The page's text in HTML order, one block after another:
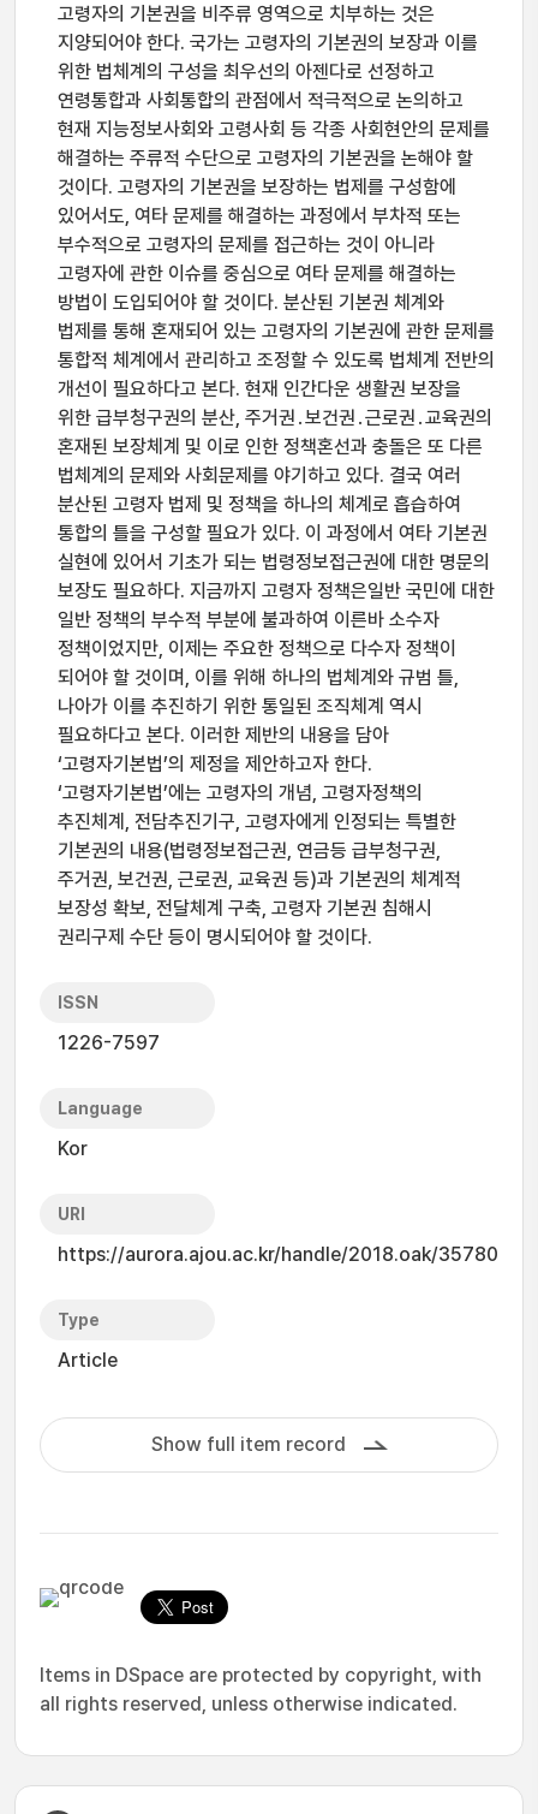
고령자의 기본권을 비주류 영역으로 치부하는 것은
지양되어야 한다. 국가는 고령자의 기본권의 보장과 이를
위한 법체계의 구성을 최우선의 아젠다로 선정하고
연령통합과 사회통합의 관점에서 적극적으로 논의하고
현재 지능정보사회와 고령사회 등 각종 사회현안의 문제를
해결하는 주류적 수단으로 고령자의 기본권을 논해야 할
것이다. 고령자의 기본권을 보장하는 법제를 구성함에
있어서도, 여타 문제를 해결하는 과정에서 부차적 또는
부수적으로 고령자의 문제를 접근하는 것이 아니라
고령자에 관한 이슈를 중심으로 여타 문제를 해결하는
방법이 도입되어야 할 것이다. 분산된 기본권 체계와
법제를 통해 혼재되어 있는 고령자의 기본권에 관한 문제를
통합적 체계에서 관리하고 조정할 수 있도록 법체계 전반의
개선이 필요하다고 본다. 현재 인간다운 생활권 보장을
위한 급부청구권의 분산, 주거권․보건권․근로권․교육권의
혼재된 보장체계 및 이로 인한 정책혼선과 충돌은 또 다른
법체계의 문제와 사회문제를 야기하고 있다. 결국 여러
분산된 고령자 법제 및 정책을 하나의 체계로 흡습하여
통합의 틀을 구성할 필요가 있다. 이 과정에서 여타 기본권
실현에 있어서 기초가 되는 법령정보접근권에 대한 명문의
보장도 필요하다. 지금까지 고령자 정책은일반 국민에 대한
일반 정책의 부수적 부분에 불과하여 이른바 소수자
정책이었지만, 이제는 주요한 정책으로 다수자 정책이
되어야 할 것이며, 이를 위해 하나의 법체계와 규범 틀,
나아가 이를 추진하기 위한 통일된 조직체계 역시
필요하다고 본다. 이러한 제반의 내용을 담아
‘고령자기본법’의 제정을 제안하고자 한다.
‘고령자기본법’에는 고령자의 개념, 고령자정책의
추진체계, 전담추진기구, 고령자에게 인정되는 특별한
기본권의 내용(법령정보접근권, 연금등 급부청구권,
주거권, 보건권, 근로권, 교육권 등)과 기본권의 체계적
보장성 확보, 전달체계 구축, 고령자 기본권 침해시
권리구제 수단 등이 명시되어야 할 것이다.
ISSN
1226-7597
Language
Kor
URI
https://aurora.ajou.ac.kr/handle/2018.oak/35780
Type
Article
Show full item record
Items in DSpace are protected by copyright, with
all rights reserved, unless otherwise indicated.